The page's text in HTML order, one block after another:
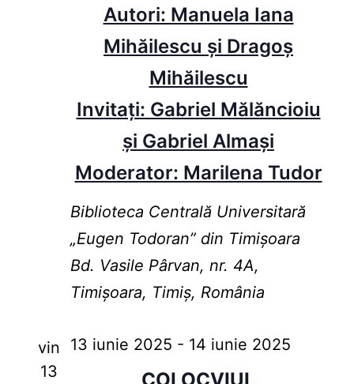
Autori: Manuela Iana
Mihăilescu și Dragoș
Mihăilescu
Invitați: Gabriel Mălăncioiu
și Gabriel Almași
Moderator: Marilena Tudor
Biblioteca Centrală Universitară
„Eugen Todoran” din Timişoara
Bd. Vasile Pârvan, nr. 4A,
Timișoara, Timiș, România
vin
13
13 iunie 2025 - 14 iunie 2025